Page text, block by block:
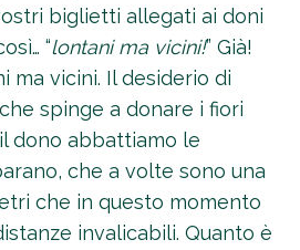
biglietti allegati ai doni
“lontani ma vicini!” Già!
ma vicini. Il desiderio di
spinge a donare i fiori
dono abbattiamo le
che a volte sono una
che in questo momento
invalicabili. Quanto è